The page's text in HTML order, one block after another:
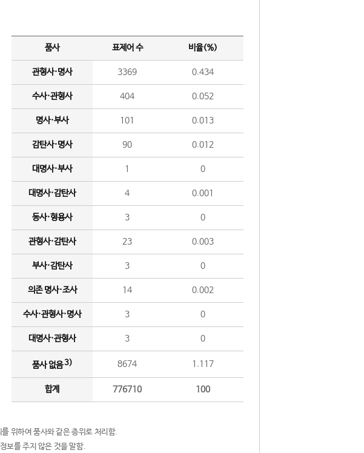
품사 표제어 수 비율(%)
관형사·명사 3369 0.434
수사·관형사 404 0.052
명사·부사 101 0.013
감탄사·명사 90 0.012
대명사·부사 1 0
대명사·감탄사 4 0.001
동사·형용사 3 0
관형사·감탄사 23 0.003
부사·감탄사 3 0
의존 명사·조사 14 0.002
수사·관형사·명사 3 0
대명사·관형사 3 0
품사 없음3) 8674 1.117
합계 776710 100
위하여 품사와 같은 층위로 처리함.
보를 주지 않은 것을 말함.